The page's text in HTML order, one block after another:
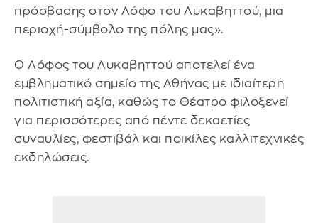
πρόσβασης στον Λόφο του Λυκαβηττού, μια
περιοχή-σύμβολο της πόλης μας».
Ο Λόφος του Λυκαβηττού αποτελεί ένα
εμβληματικό σημείο της Αθήνας με ιδιαίτερη
πολιτιστική αξία, καθώς το Θέατρο φιλοξενεί
για περισσότερες από πέντε δεκαετίες
συναυλίες, φεστιβάλ και ποικίλες καλλιτεχνικές
εκδηλώσεις.